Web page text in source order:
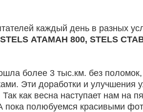
каждый день в разных
АТАМАН 800, STELS
более 3 тыс.км. без
Эти доработки и улучшения
как весна наступает нам на
пока полюбуемся красивыми